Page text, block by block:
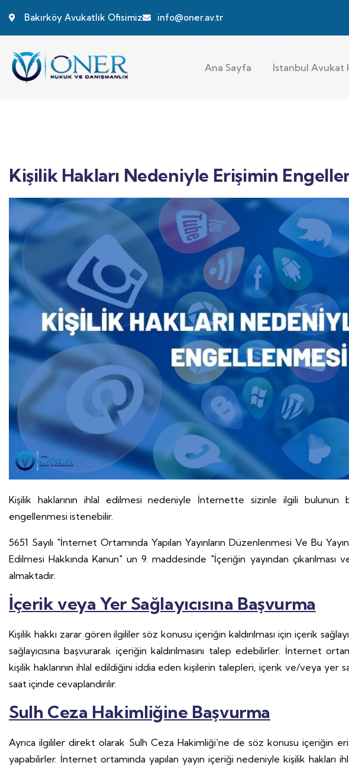
Bakırköy Avukatlık Ofisimiz info@oner.av.tr
Ana Sayfa İstanbul Avukat
Kişilik Hakları Nedeniyle Erişimin
Kişilik haklarının ihlal edilmesi nedeniyle İnternette sizinle ilgili bulunun
engellenmesi istenebilir.
5651 Sayılı "İnternet Ortamında Yapılan Yayınların Düzenlenmesi Ve Bu
Edilmesi Hakkında Kanun" un 9. maddesinde "İçeriğin yayından
almaktadır.
İçerik veya Yer Sağlayıcısına Başvurma
Kişilik hakkı zarar gören ilgililer söz konusu içeriğin kaldırılması için içerik
sağlayıcısına başvurarak içeriğin kaldırılmasını talep edebilirler. İnternet
kişilik haklarının ihlal edildiğini iddia eden kişilerin talepleri, içerik ve/veya yer
saat içinde cevaplandırılır.
Sulh Ceza Hakimliğine Başvurma
Ayrıca ilgililer direkt olarak Sulh Ceza Hakimliği'ne de söz konusu içeriğin
yapabilirler. İnternet ortamında yapılan yayın içeriği nedeniyle kişilik hakları